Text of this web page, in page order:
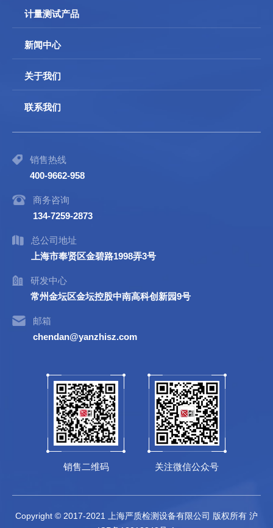
计量测试产品
新闻中心
关于我们
联系我们
销售热线
400-9662-958
商务咨询
134-7259-2873
总公司地址
上海市奉贤区金碧路1998弄3号
研发中心
常州金坛区金坛控股中南高科创新园9号
邮箱
chendan@yanzhisz.com
销售二维码 关注微信公众号
Copyright © 2017-2021 上海严质检测设备有限公司 版权所有 沪